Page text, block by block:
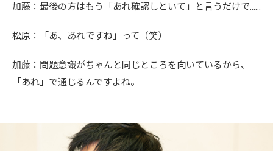
加藤：最後の方はもう「あれ確認しといて」と言うだけで……
松原：「あ、あれですね」って（笑）
加藤：問題意識がちゃんと同じところを向いているから、
「あれ」で通じるんですよね。